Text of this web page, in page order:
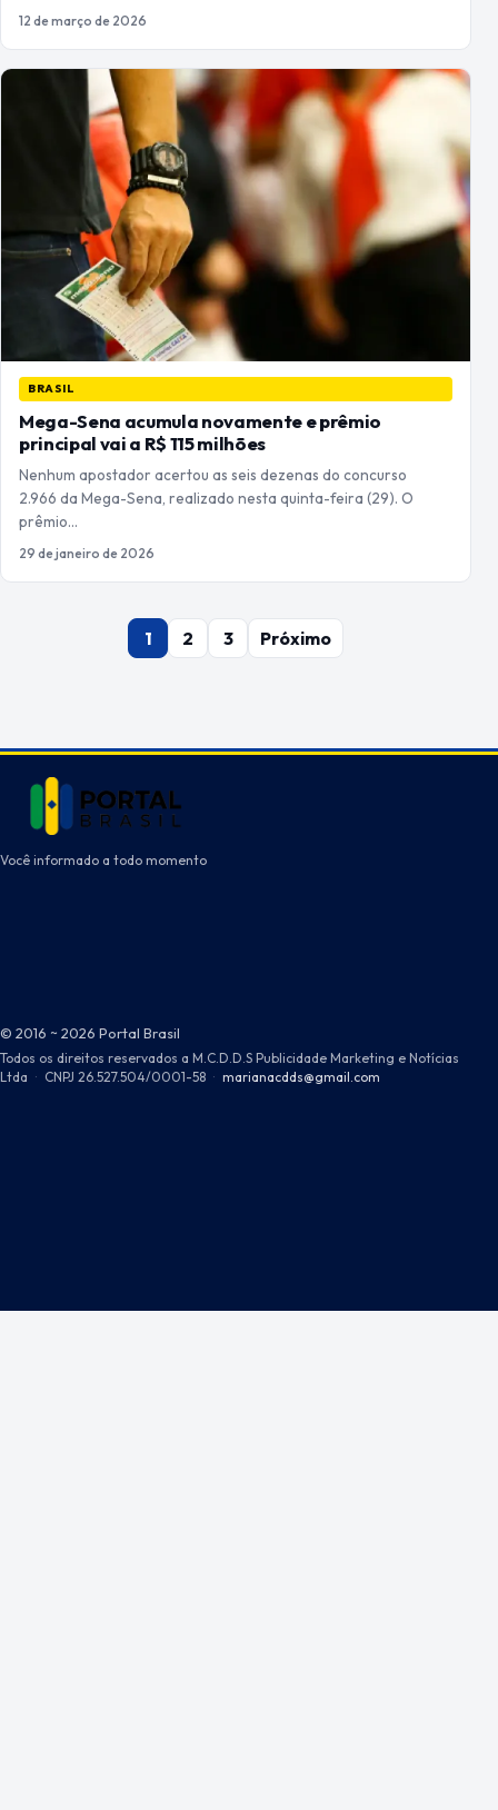
12 de março de 2026
BRASIL
Mega-Sena acumula novamente e prêmio
principal vai a R$ 115 milhões
Nenhum apostador acertou as seis dezenas do concurso
2.966 da Mega-Sena, realizado nesta quinta-feira (29). O
prêmio…
29 de janeiro de 2026
Paginação
1 2 3 Próximo
Você informado a todo momento
© 2016 ~ 2026 Portal Brasil
Todos os direitos reservados a M.C.D.D.S Publicidade Marketing e Notícias
Ltda · CNPJ 26.527.504/0001-58 · marianacdds@gmail.com